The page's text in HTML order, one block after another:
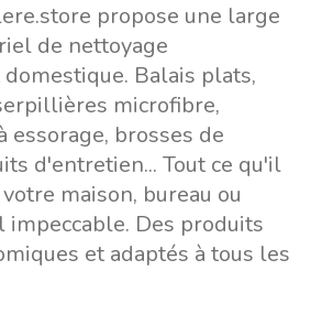
propose une large
de nettoyage
Balais plats,
microfibre,
essorage, brosses de
d'entretien... Tout ce qu'il
maison, bureau ou
impeccable. Des produits
et adaptés à tous les